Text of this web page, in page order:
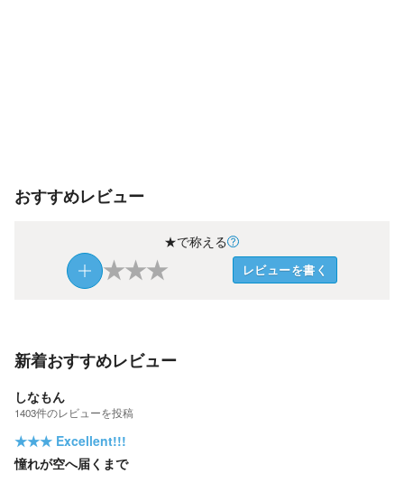
おすすめレビュー
★で称える
★★★ レビューを書く
新着おすすめレビュー
しなもん
1403件のレビューを投稿
★★★ Excellent!!!
憧れが空へ届くまで